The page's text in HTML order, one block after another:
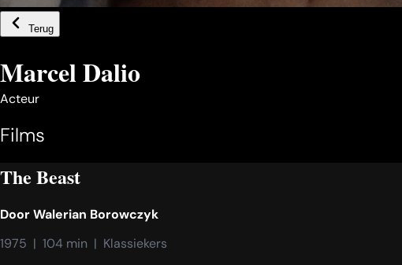
Terug
Marcel Dalio
Acteur
Films
The Beast
DoorWalerian Borowczyk
1975  |  104 min  |  Klassiekers